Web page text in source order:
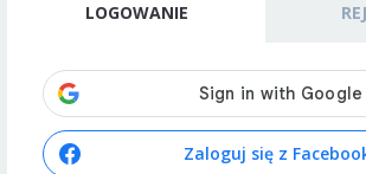
LOGOWANIE
Zaloguj się z